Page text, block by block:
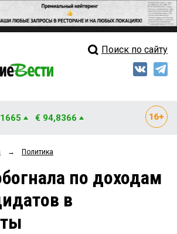
Свежий выпуск
Рейтинги
Блоги
Поиск по сайту
€ 94,8366
→ Политика
по доходам
в